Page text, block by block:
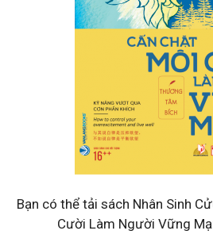
Bạn có thể tải sách Nhân Sinh
Cười Làm Người Vững